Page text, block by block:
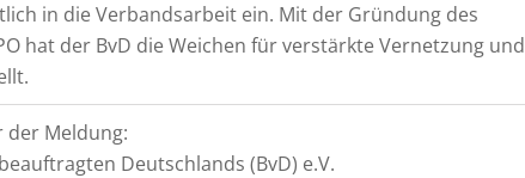
in die Verbandsarbeit ein. Mit der Gründung des
hat der BvD die Weichen für verstärkte Vernetzung und
der Meldung:
Deutschlands (BvD) e.V.